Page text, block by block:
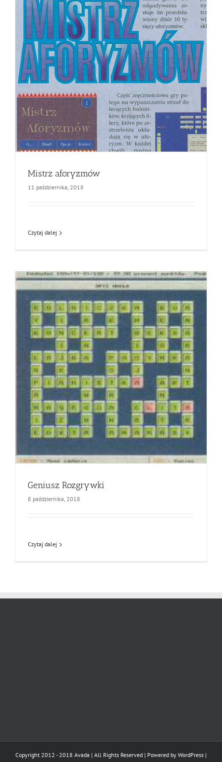
Mistrz aforyzmów
11 października, 2018
Czytaj dalej
Geniusz Rozgrywki
8 października, 2018
Czytaj dalej
Copyright 2012 - 2018 Avada | All Rights Reserved | Powered by WordPress |